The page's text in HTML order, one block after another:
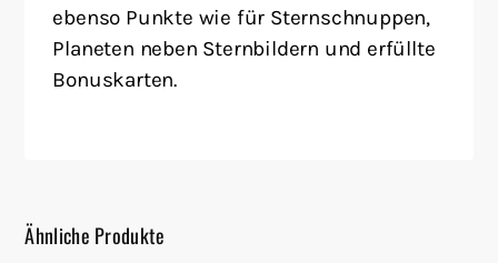
ebenso Punkte wie für Sternschnuppen,
Planeten neben Sternbildern und erfüllte
Bonuskarten.
Ähnliche Produkte